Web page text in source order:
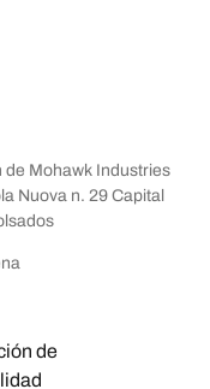
de Mohawk Industries
Nuova n. 29 Capital
de